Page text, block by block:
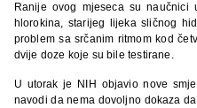
Ranije ovog mjeseca su naučnici
hlorokina, starijeg lijeka sličnog
problem sa srčanim ritmom kod
dvije doze koje su bile testirane.
U utorak je NIH objavio nove
navodi da nema dovoljno dokaza